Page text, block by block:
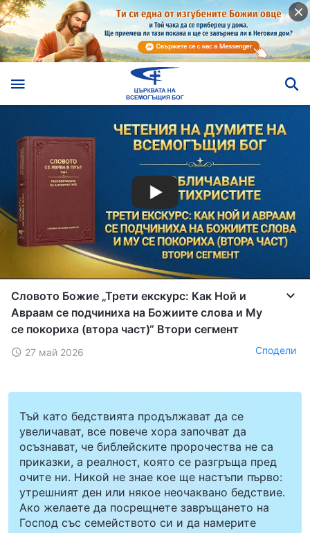
Словото Божие „Трети екскурс: Как Ной и
Авраам се подчиниха на Божиите слова и Му
се покориха (втора част)“ Втори сегмент
27 май 2026 Сподели
Тъй като бедствията продължават да се
увеличават, все повече хора започват да
осъзнават, че библейските пророчества не са
приказки, а реалност, която се разгръща пред
очите ни. Никой не знае кое ще настъпи първо:
утрешният ден или някое неочаквано бедствие.
Ако желаете да посрещнете завръщането на
Господ със семейството си и да намерите